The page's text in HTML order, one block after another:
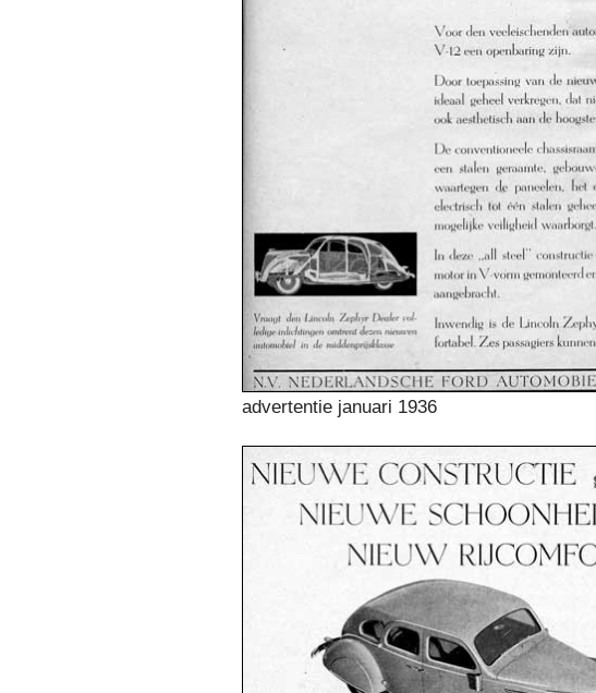
advertentie januari 1936